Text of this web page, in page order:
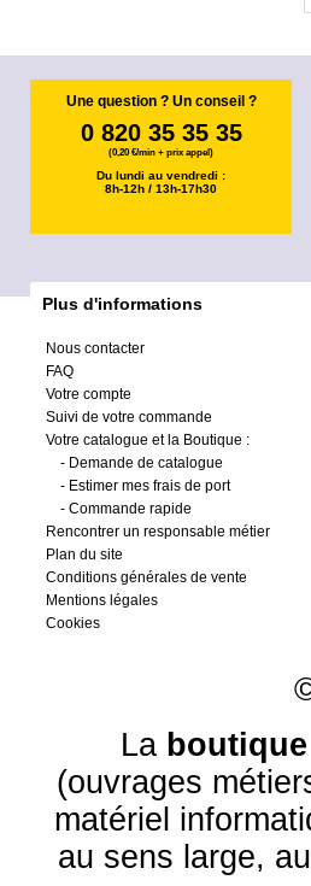
Une question ? Un conseil ?
0 820 35 35 35
(0,20 €/min + prix appel)
Du lundi au vendredi :
8h-12h / 13h-17h30
Plus d'informations
Nous contacter
FAQ
Votre compte
Suivi de votre commande
Votre catalogue et la Boutique :
- Demande de catalogue
- Estimer mes frais de port
- Commande rapide
Rencontrer un responsable métier
Plan du site
Conditions générales de vente
Mentions légales
Cookies
La
(ouvrages
matériel
au sens large, au